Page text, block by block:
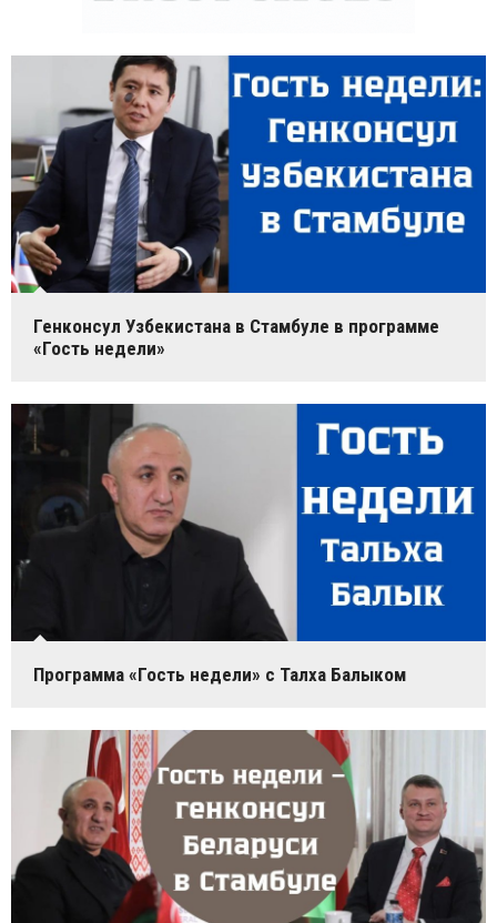
Генконсул Узбекистана в Стамбуле в программе
«Гость недели»
Программа «Гость недели» с Талха Балыком